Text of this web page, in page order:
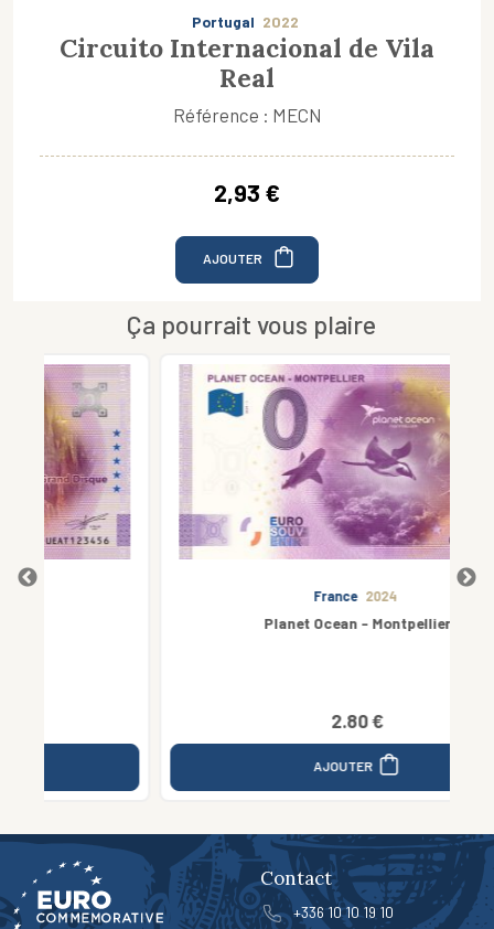
Portugal 2022
Circuito Internacional de Vila
Real
Référence : MECN
2,93 €
AJOUTER
Ça pourrait vous plaire
Planet Ocean - Montpellier
Contact
+336 10 10 19 10